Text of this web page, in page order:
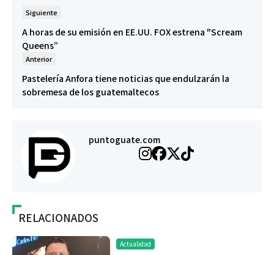
Siguiente
A horas de su emisión en EE.UU. FOX estrena "Scream
Queens”
Anterior
Pastelería Anfora tiene noticias que endulzarán la
sobremesa de los guatemaltecos
puntoguate.com
RELACIONADOS
Actualidad